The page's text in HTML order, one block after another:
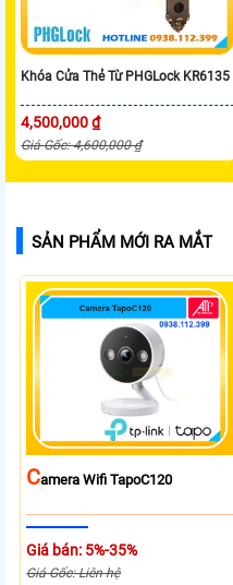
Khóa Cửa Thẻ Từ PHGLock KR6135
4,500,000 ₫
Giá Gốc: 4,600,000 ₫
SẢN PHẨM MỚI RA MẮT
CAmera Wifi TapoC120
Giá bán: 5%-35%
Giá Gốc: Liên hệ